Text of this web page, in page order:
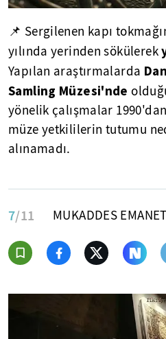
📌 Sergilenen kapı
yılında yerinden sökülerek
Yapılan araştırmalarda
Samling Müzesi'nde
yönelik çalışmalar
müze yetkililerin tutumu
alınamadı.
7/11 MUKADDES